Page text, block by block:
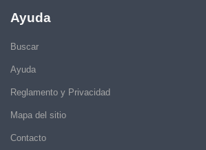
Ayuda
Buscar
Ayuda
Reglamento y Privacidad
Mapa del sitio
Contacto